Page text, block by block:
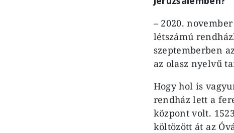
– 2020.
létszámú
szeptemberben
az olasz nyelvű
Hogy hol is
rendház lett a
központ volt.
költözött át az